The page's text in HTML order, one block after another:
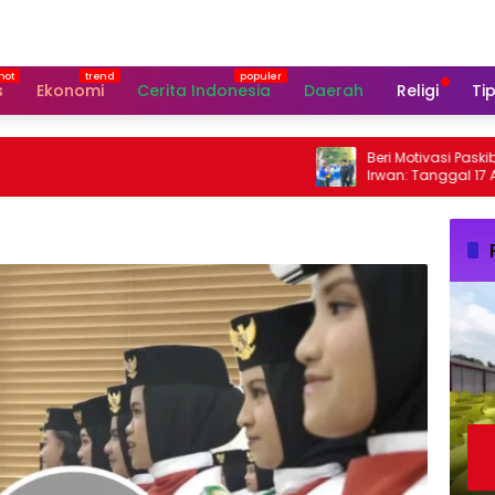
Ekonomi Cerita Indonesia Daerah Religi
Beri Motivasi Paskibraka
Irwan: Tanggal 17
Perhatian